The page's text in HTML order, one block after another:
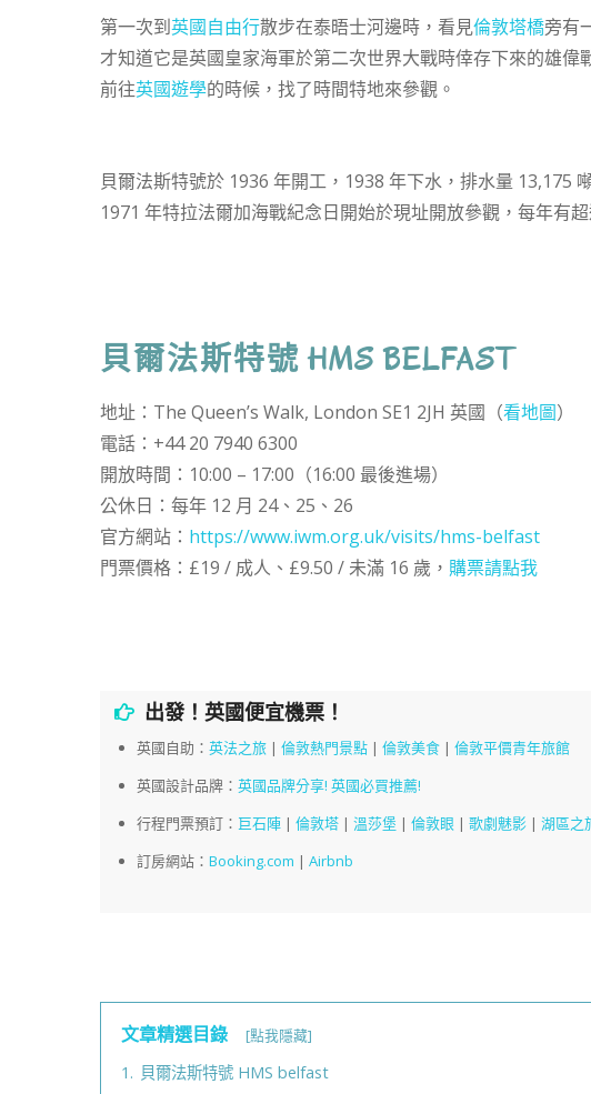
第一次到英國自由行散步在泰晤士河邊時，看見倫敦塔橋旁有
才知道它是英國皇家海軍於第二次世界大戰時倖存下來的雄偉
前往英國遊學的時候，找了時間特地來參觀。
貝爾法斯特號於 1936 年開工，1938 年下水，排水量 13,175
1971 年特拉法爾加海戰紀念日開始於現址開放參觀，每年有
貝爾法斯特號 HMS BELFAST
地址：The Queen’s Walk, London SE1 2JH 英國（看地圖）
電話：+44 20 7940 6300
開放時間：10:00 – 17:00（16:00 最後進場）
公休日：每年 12 月 24、25、26
官方網站： https://www.iwm.org.uk/visits/hms-belfast
門票價格：£19 / 成人、£9.50 / 未滿 16 歲， 購票請點我
出發！英國便宜機票！
英國自助：英法之旅 |倫敦熱門景點 |倫敦美食 |倫敦平價青年旅館
英國設計品牌：英國品牌分享! 英國必買推薦!
行程門票預訂： 巨石陣 |倫敦塔 |溫莎堡 |倫敦眼 |歌劇魅影 |湖區之
訂房網站：Booking.com |Airbnb
文章精選目錄 [點我隱藏]
1. 貝爾法斯特號 HMS belfast